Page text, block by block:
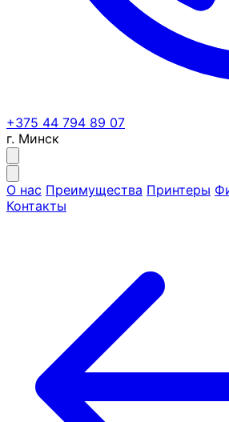
+375 44 794 89 07
г. Минск
О нас Преимущества Принтеры
Контакты